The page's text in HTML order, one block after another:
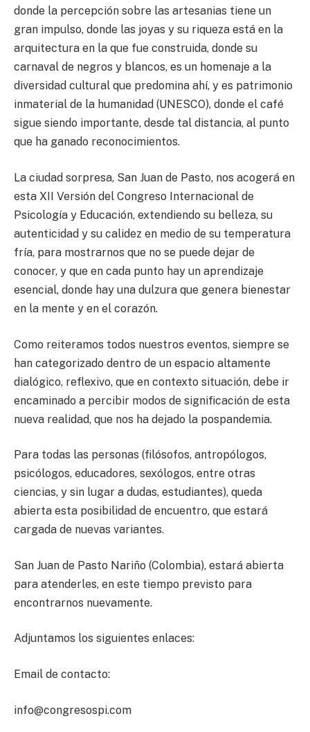
donde la percepción sobre las artesanias tiene un
gran impulso, donde las joyas y su riqueza está en la
arquitectura en la que fue construida, donde su
carnaval de negros y blancos, es un homenaje a la
diversidad cultural que predomina ahí, y es patrimonio
inmaterial de la humanidad (UNESCO), donde el café
sigue siendo importante, desde tal distancia, al punto
que ha ganado reconocimientos.
La ciudad sorpresa, San Juan de Pasto, nos acogerá en
esta XII Versión del Congreso Internacional de
Psicología y Educación, extendiendo su belleza, su
autenticidad y su calidez en medio de su temperatura
fría, para mostrarnos que no se puede dejar de
conocer, y que en cada punto hay un aprendizaje
esencial, donde hay una dulzura que genera bienestar
en la mente y en el corazón.
Como reiteramos todos nuestros eventos, siempre se
han categorizado dentro de un espacio altamente
dialógico, reflexivo, que en contexto situación, debe ir
encaminado a percibir modos de significación de esta
nueva realidad, que nos ha dejado la pospandemia.
Para todas las personas (filósofos, antropólogos,
psicólogos, educadores, sexólogos, entre otras
ciencias, y sin lugar a dudas, estudiantes), queda
abierta esta posibilidad de encuentro, que estará
cargada de nuevas variantes.
San Juan de Pasto Nariño (Colombia), estará abierta
para atenderles, en este tiempo previsto para
encontrarnos nuevamente.
Adjuntamos los siguientes enlaces:
Email de contacto:
info@congresospi.com